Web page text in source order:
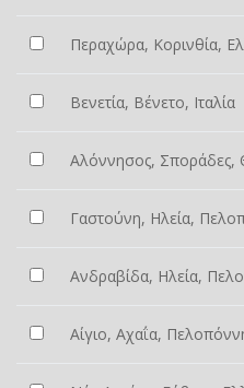
Περαχώρα, Κορινθία,
Βενετία, Βένετο, Ιταλία
Αλόννησος, Σποράδες,
Γαστούνη, Ηλεία,
Ανδραβίδα, Ηλεία,
Αίγιο, Αχαΐα,